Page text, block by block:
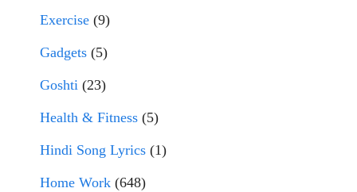
Exercise (9)
Gadgets (5)
Goshti (23)
Health & Fitness (5)
Hindi Song Lyrics (1)
Home Work (648)